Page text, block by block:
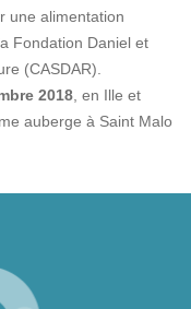
une alimentation
Fondation Daniel et
(CASDAR).
2018 , en Ille et
auberge à Saint Malo